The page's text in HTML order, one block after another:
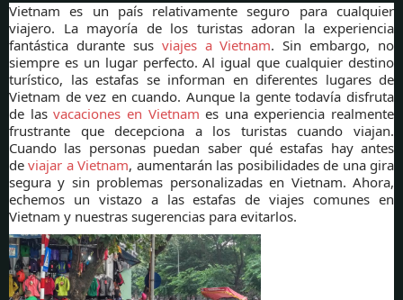
Vietnam es un país relativamente seguro para cualquier
viajero. La mayoría de los turistas adoran la experiencia
fantástica durante sus viajes a Vietnam. Sin embargo, no
siempre es un lugar perfecto. Al igual que cualquier destino
turístico, las estafas se informan en diferentes lugares de
Vietnam de vez en cuando. Aunque la gente todavía disfruta
de lasvacaciones en Vietnam es una experiencia realmente
frustrante que decepciona a los turistas cuando viajan.
Cuando las personas puedan saber qué estafas hay antes
deviajar a Vietnam, aumentarán las posibilidades de una gira
segura y sin problemas personalizadas en Vietnam. Ahora,
echemos un vistazo a las estafas de viajes comunes en
Vietnam y nuestras sugerencias para evitarlos.